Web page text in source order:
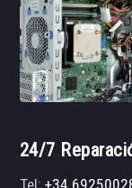
24/7
Tel:+34